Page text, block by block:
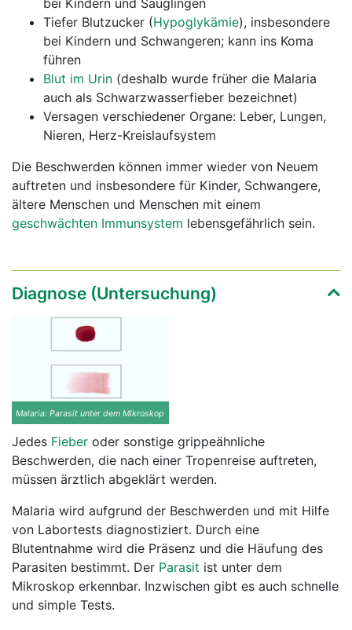
bei Kindern und Säuglingen
Tiefer Blutzucker (Hypoglykämie), insbesondere
bei Kindern und Schwangeren; kann ins Koma
führen
Blut im Urin (deshalb wurde früher die Malaria
auch als Schwarzwasserfieber bezeichnet)
Versagen verschiedener Organe: Leber, Lungen,
Nieren, Herz-Kreislaufsystem
Die Beschwerden können immer wieder von Neuem
auftreten und insbesondere für Kinder, Schwangere,
ältere Menschen und Menschen mit einem
geschwächten Immunsystem lebensgefährlich sein.
Diagnose (Untersuchung)
Malaria: Parasit unter dem Mikroskop
Jedes Fieber oder sonstige grippeähnliche
Beschwerden, die nach einer Tropenreise auftreten,
müssen ärztlich abgeklärt werden.
Malaria wird aufgrund der Beschwerden und mit Hilfe
von Labortests diagnostiziert. Durch eine
Blutentnahme wird die Präsenz und die Häufung des
Parasiten bestimmt. Der Parasit ist unter dem
Mikroskop erkennbar. Inzwischen gibt es auch schnelle
und simple Tests.